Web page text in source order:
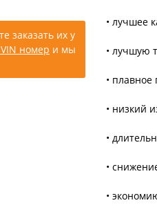
заказать их у
номер и мы
• лучшее
• лучшую
•
• низкий
•
•
•